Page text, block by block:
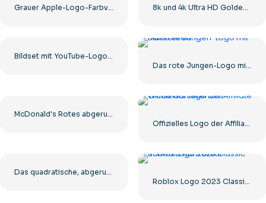
Grauer Apple-Logo-Farbverlauf 8k und 4k Ultra HD Golden Logos Kit
Bildset mit YouTube-Logos und -Symbolen – kostenloser PNG-Download
Das rote Jungen-Logo mit Blutstreifen
McDonald's Rotes abgerundetes quadratisches Logo-App-Symbol 2025 – Kostenloses PNG herunterladen
Offizielles Logo der Affiliate World Conferences
Das quadratische, abgerundete Logo von The Ring Dreamcast Terrors Realm – Kostenloser PNG-Download
Roblox Logo 2023 Classic Schwarz horizontal